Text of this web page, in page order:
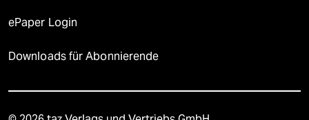
ePaper Login
Downloads für Abonnierende